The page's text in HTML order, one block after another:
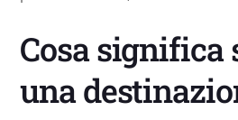
Cosa significa
una